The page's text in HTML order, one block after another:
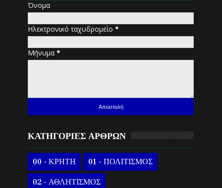
Όνομα
Ηλεκτρονικό ταχυδρομείο*
Μήνυμα*
ΚΑΤΗΓΟΡΙΕΣ ΑΡΘΡΩΝ
00 - ΚΡΗΤΗ 01 - ΠΟΛΙΤΙΣΜΟΣ
02 - ΑΘΛΗΤΙΣΜΟΣ